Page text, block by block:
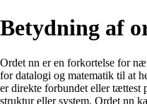
Betydning af
Ordet nn er en forkortelse for
for datalogi og matematik til at
er direkte forbundet eller tættest
struktur eller system. Ordet nn